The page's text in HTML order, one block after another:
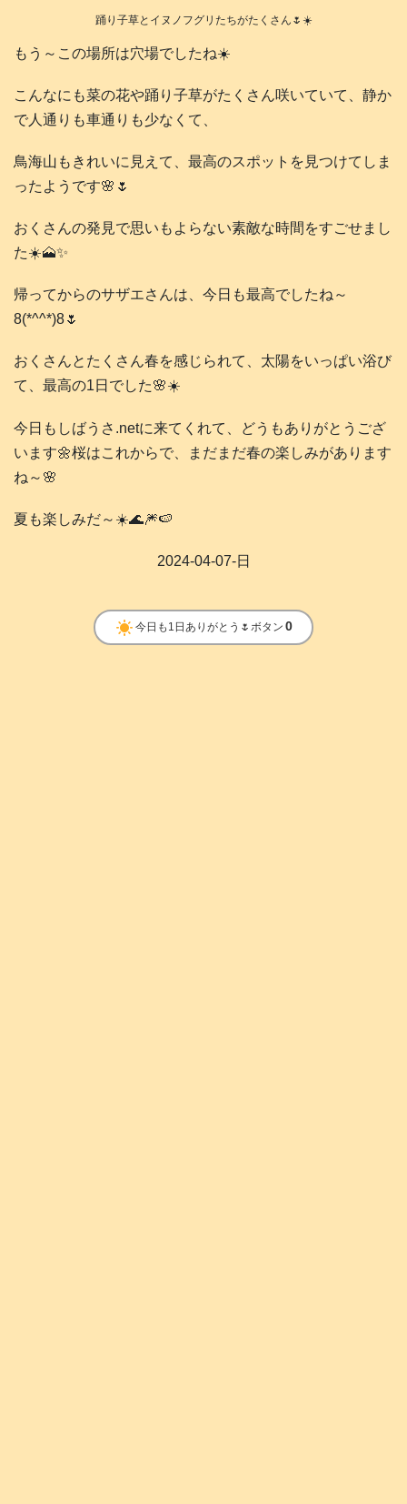
踊り子草とイヌノフグリたちがたくさん🌷☀️
もう～この場所は穴場でしたね☀️
こんなにも菜の花や踊り子草がたくさん咲いていて、静か
で人通りも車通りも少なくて、
鳥海山もきれいに見えて、最高のスポットを見つけてしま
ったようです🌸🌷
おくさんの発見で思いもよらない素敵な時間をすごせまし
た☀️🗻✨
帰ってからのサザエさんは、今日も最高でしたね～
8(*^^*)8🌷
おくさんとたくさん春を感じられて、太陽をいっぱい浴び
て、最高の1日でした🌸☀️
今日もしばうさ.netに来てくれて、どうもありがとうござ
います🌼桜はこれからで、まだまだ春の楽しみがあります
ね～🌸
夏も楽しみだ～☀️🌊🎆🍉
2024-04-07-日
clear_day 今日も1日ありがとう🌷ボタン 0